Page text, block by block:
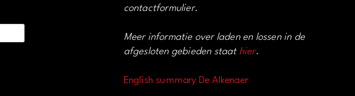
contactformulier.
Meer informatie over laden en lossen in de
afgesloten gebieden staat hier.
English summary De Alkenaer